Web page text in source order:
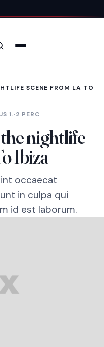
SCENE FROM LA TO
1.·2 PERC
nightlife
Ibiza
occaecat
in culpa qui
id est laborum.